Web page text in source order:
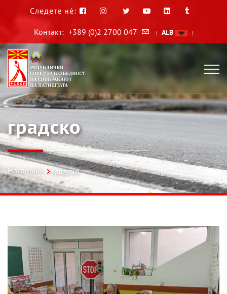
Следете нè:
Контакт: +389 (0)2 2700 047 | ALB |
градско
Насловна градско